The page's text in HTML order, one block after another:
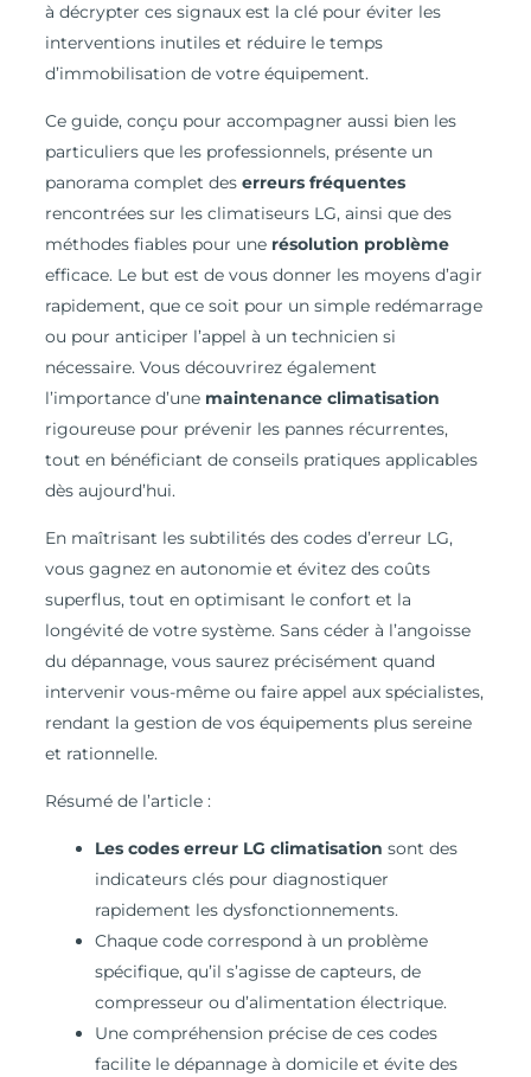
à décrypter ces signaux est la clé pour éviter les
interventions inutiles et réduire le temps
d’immobilisation de votre équipement.
Ce guide, conçu pour accompagner aussi bien les
particuliers que les professionnels, présente un
panorama complet des erreurs fréquentes
rencontrées sur les climatiseurs LG, ainsi que des
méthodes fiables pour une résolution problème
efficace. Le but est de vous donner les moyens d’agir
rapidement, que ce soit pour un simple redémarrage
ou pour anticiper l’appel à un technicien si
nécessaire. Vous découvrirez également
l’importance d’une maintenance climatisation
rigoureuse pour prévenir les pannes récurrentes,
tout en bénéficiant de conseils pratiques applicables
dès aujourd’hui.
En maîtrisant les subtilités des codes d’erreur LG,
vous gagnez en autonomie et évitez des coûts
superflus, tout en optimisant le confort et la
longévité de votre système. Sans céder à l’angoisse
du dépannage, vous saurez précisément quand
intervenir vous-même ou faire appel aux spécialistes,
rendant la gestion de vos équipements plus sereine
et rationnelle.
Résumé de l’article :
Les codes erreur LG climatisation sont des
indicateurs clés pour diagnostiquer
rapidement les dysfonctionnements.
Chaque code correspond à un problème
spécifique, qu’il s’agisse de capteurs, de
compresseur ou d’alimentation électrique.
Une compréhension précise de ces codes
facilite le dépannage à domicile et évite des